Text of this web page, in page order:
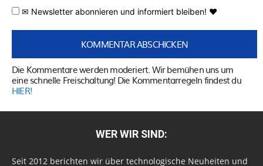
✉ Newsletter abonnieren und informiert bleiben! ♥
Die Kommentare werden moderiert. Wir bemühen uns um
eine schnelle Freischaltung! Die Kommentarregeln findest du
HIER!
WER WIR SIND:
Seit 2012 berichten wir über technologische Neuheiten und